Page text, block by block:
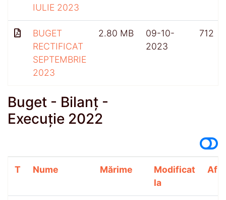
IULIE 2023
BUGET
RECTIFICAT
SEPTEMBRIE
2023
2.80 MB
09-10-
2023
712
Buget - Bilanț -
Execuție 2022
T Nume Mărime
Modificat
la